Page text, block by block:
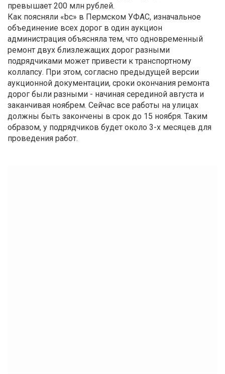
превышает 200 млн рублей.
Как поясняли «bc» в Пермском УФАС, изначальное
объединение всех дорог в один аукцион
администрация объясняла тем, что одновременный
ремонт двух близлежащих дорог разными
подрядчиками может привести к транспортному
коллапсу. При этом, согласно предыдущей версии
аукционной документации, сроки окончания ремонта
дорог были разными - начиная серединой августа и
заканчивая ноябрем. Сейчас все работы на улицах
должны быть закончены в срок до 15 ноября. Таким
образом, у подрядчиков будет около 3-х месяцев для
проведения работ.